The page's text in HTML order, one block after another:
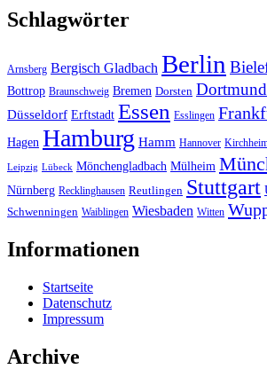
Schlagwörter
Arnsberg Bergisch Gladbach Berlin
Bottrop Braunschweig Bremen Dorsten Dortmund
Düsseldorf Erftstadt Essen Esslingen
Hagen Hamburg Hamm Hannover
Leipzig Lübeck Mönchengladbach Mülheim
Nürnberg Recklinghausen Reutlingen Stuttgart
Schwenningen Waiblingen Wiesbaden Witten
Informationen
Startseite
Datenschutz
Impressum
Archive